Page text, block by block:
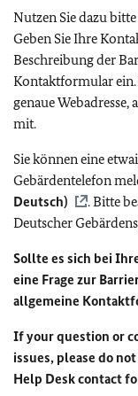
Nutzen Sie dazu bitte
Geben Sie Ihre
Beschreibung der
Kontaktformular ein.
genaue
mit.
Sie können eine
Gebärdentelefon
Deutsch)
. Bitte
Deutscher
Sollte es sich bei
eine Frage zur
allgemeine
If your question or
issues, please do
Help Desk contact